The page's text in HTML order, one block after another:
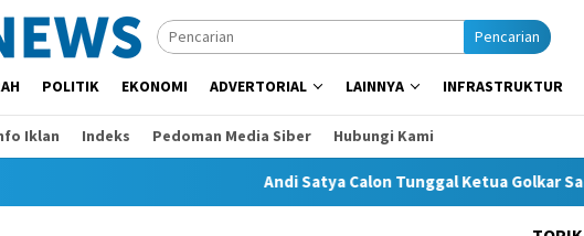
Pencarian
POLITIK EKONOMI ADVERTORIAL LAINNYA INFRASTRUKTUR
Iklan Indeks Pedoman Media Siber Hubungi Kami
Andi Satya Calon Tunggal Ketua Golkar Samarinda,